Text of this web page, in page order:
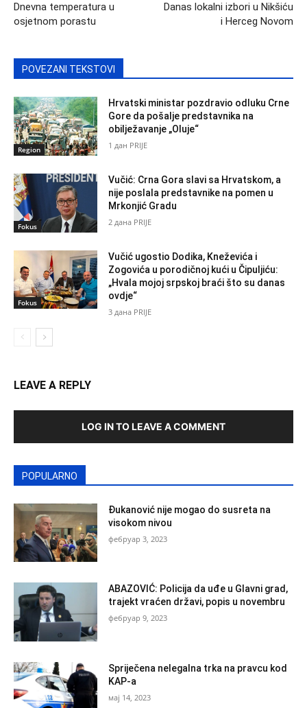
Dnevna temperatura u
osjetnom porastu
Danas lokalni izbori u Nikšiću
i Herceg Novom
POVEZANI TEKSTOVI
Region
Hrvatski ministar pozdravio odluku Crne
Gore da pošalje predstavnika na
obilježavanje „Oluje“
1 дан PRIJE
Fokus
Vučić: Crna Gora slavi sa Hrvatskom, a
nije poslala predstavnike na pomen u
Mrkonjić Gradu
2 дана PRIJE
Fokus
Vučić ugostio Dodika, Kneževića i
Zogovića u porodičnoj kući u Čipuljiću:
„Hvala mojoj srpskoj braći što su danas
ovdje“
3 дана PRIJE
LEAVE A REPLY
LOG IN TO LEAVE A COMMENT
POPULARNO
Đukanović nije mogao do susreta na
visokom nivou
фебруар 3, 2023
ABAZOVIĆ: Policija da uđe u Glavni grad,
trajekt vraćen državi, popis u novembru
фебруар 9, 2023
Spriječena nelegalna trka na pravcu kod
KAP-a
мај 14, 2023